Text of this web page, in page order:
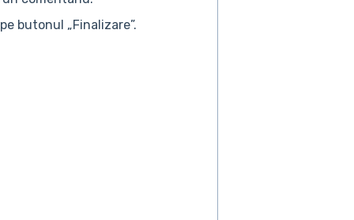
butonul „Finalizare”.